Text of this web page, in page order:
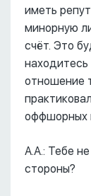
иметь
минорную
счёт. Это
находитесь
отношение
оффшорных
А.А.: Тебе
стороны?